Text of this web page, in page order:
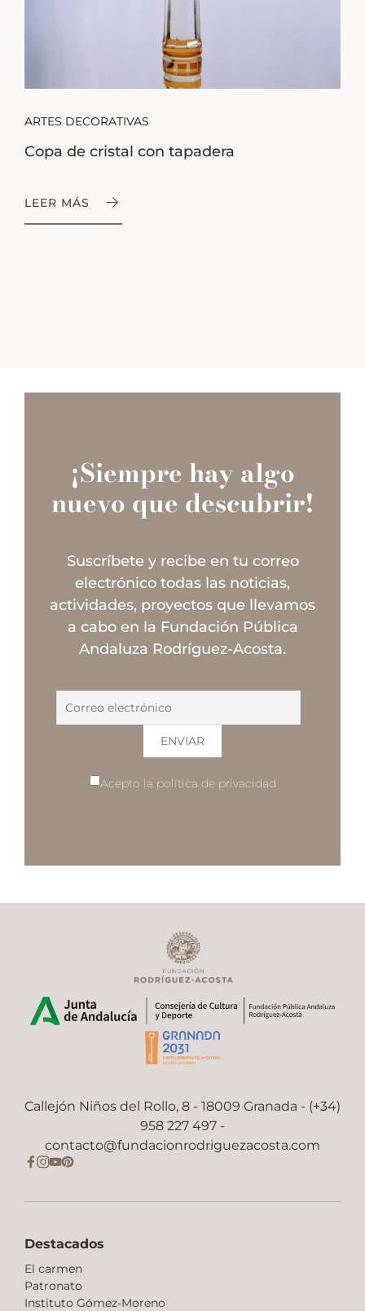
LEER MÁS
ARTES DECORATIVAS
Copa de cristal con tapadera
¡Siempre hay algo
nuevo que descubrir!
Suscríbete y recibe en tu correo
electrónico todas las noticias,
actividades, proyectos que llevamos
a cabo en la Fundación Pública
Andaluza Rodríguez-Acosta.
Acepto la política de privacidad
Callejón Niños del Rollo, 8 - 18009 Granada - (+34)
958 227 497 -
contacto@fundacionrodriguezacosta.com
Destacados
El carmen
Patronato
Instituto Gómez-Moreno